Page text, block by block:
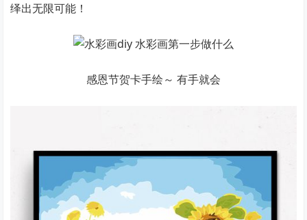
绎出无限可能！
感恩节贺卡手绘～ 有手就会